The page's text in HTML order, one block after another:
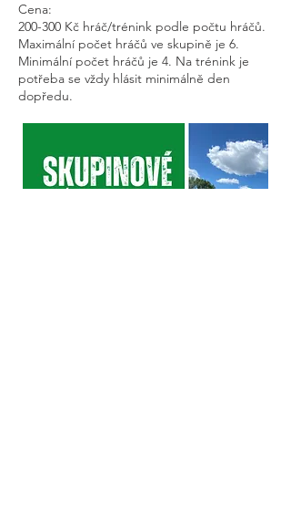
Cena:
200-300 Kč hráč/trénink podle počtu hráčů.
Maximální počet hráčů ve skupině je 6.
Minimální počet hráčů je 4. Na trénink je
potřeba se vždy hlásit minimálně den
dopředu.